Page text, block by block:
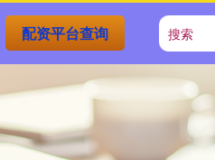
配资平台查询